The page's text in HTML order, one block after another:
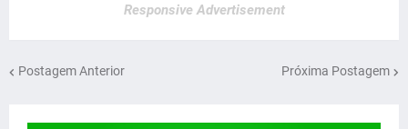
Responsive Advertisement
Postagem Anterior Próxima Postagem